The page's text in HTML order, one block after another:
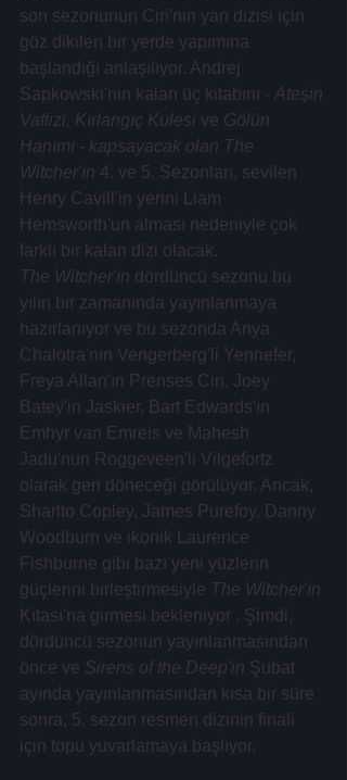
son sezonunun Ciri'nin yan dizisi için
göz dikilen bir yerde yapımına
başlandığı anlaşılıyor. Andrej
Sapkowski'nin kalan üç kitabını - Ateşin
Vaftizi, Kırlangıç ​​Kulesi ve Gölün
Hanımı - kapsayacak olan The
Witcher'ın 4. ve 5. Sezonları, sevilen
Henry Cavill'in yerini Liam
Hemsworth'un alması nedeniyle çok
farklı bir kalan dizi olacak.
The Witcher'ın dördüncü sezonu bu
yılın bir zamanında yayınlanmaya
hazırlanıyor ve bu sezonda Anya
Chalotra'nın Vengerberg'li Yennefer,
Freya Allan'ın Prenses Ciri, Joey
Batey'in Jaskier, Bart Edwards'ın
Emhyr van Emreis ve Mahesh
Jadu'nun Roggeveen'li Vilgefortz
olarak geri döneceği görülüyor. Ancak,
Sharlto Copley, James Purefoy, Danny
Woodburn ve ikonik Laurence
Fishburne gibi bazı yeni yüzlerin
güçlerini birleştirmesiyle The Witcher'ın
Kıtası'na girmesi bekleniyor . Şimdi,
dördüncü sezonun yayınlanmasından
önce ve Sirens of the Deep'in Şubat
ayında yayınlanmasından kısa bir süre
sonra, 5. sezon resmen dizinin finali
için topu yuvarlamaya başlıyor.